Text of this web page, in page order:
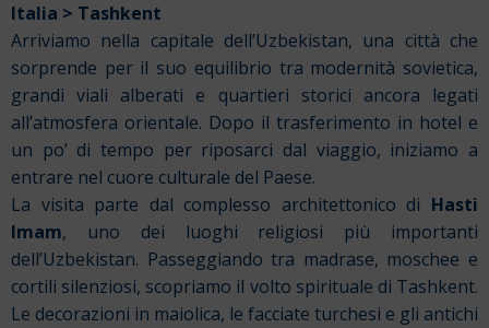
Italia > Tashkent
Arriviamo nella capitale dell’Uzbekistan, una città che
sorprende per il suo equilibrio tra modernità sovietica,
grandi viali alberati e quartieri storici ancora legati
all’atmosfera orientale. Dopo il trasferimento in hotel e
un po’ di tempo per riposarci dal viaggio, iniziamo a
entrare nel cuore culturale del Paese.
La visita parte dal complesso architettonico di Hasti
Imam, uno dei luoghi religiosi più importanti
dell’Uzbekistan. Passeggiando tra madrase, moschee e
cortili silenziosi, scopriamo il volto spirituale di Tashkent.
Le decorazioni in maiolica, le facciate turchesi e gli antichi